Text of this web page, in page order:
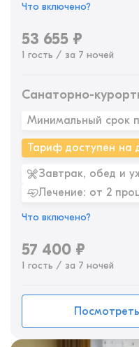
Что включено?
53 655 ₽
1 гость / за 7 ночей
Санаторно-
Минимальный срок
Тариф доступен на
Завтрак, обед и
Лечение: от 2
Что включено?
57 400 ₽
1 гость / за 7 ночей